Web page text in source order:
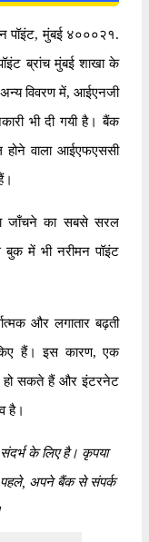
पॉइंट, मुंबई ४०००२१.
ब्रांच मुंबई शाखा के
अन्य विवरण में, आईएनजी
भी दी गयी है। बैंक
होने वाला आईएफएससी
जाँचने का सबसे सरल
में भी नरीमन पॉइंट
और लगातार बढ़ती
किए हैं। इस कारण, एक
हो सकते हैं और इंटरनेट
है।
के लिए है। कृपया
अपने बैंक से संपर्क